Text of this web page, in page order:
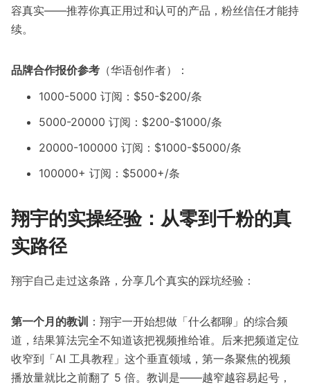
容真实——推荐你真正用过和认可的产品，粉丝信任才能持
续。
品牌合作报价参考 （华语创作者）：
1000-5000 订阅：$50-$200/条
5000-20000 订阅：$200-$1000/条
20000-100000 订阅：$1000-$5000/条
100000+ 订阅：$5000+/条
翔宇的实操经验：从零到千粉的真
实路径
翔宇自己走过这条路，分享几个真实的踩坑经验：
第一个月的教训 ：翔宇一开始想做「什么都聊」的综合频
道，结果算法完全不知道该把视频推给谁。后来把频道定位
收窄到「AI 工具教程」这个垂直领域，第一条聚焦的视频
播放量就比之前翻了 5 倍。教训是——越窄越容易起号，